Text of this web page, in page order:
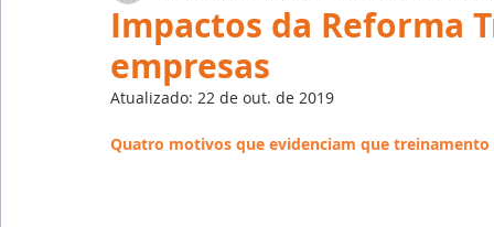
Emprego Avaliação de Desempenho
Impactos da Reforma
empresas
Atualizado: 22 de out. de 2019
Quatro motivos que evidenciam que